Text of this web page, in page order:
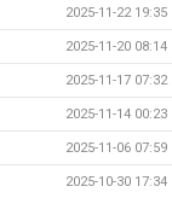
2025-11-22 19:35
2025-11-20 08:14
2025-11-17 07:32
2025-11-14 00:23
2025-11-06 07:59
2025-10-30 17:34